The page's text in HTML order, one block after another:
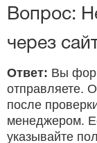
Вопрос:
через
Ответ: Вы
отправляете.
после
менеджером.
указывайте